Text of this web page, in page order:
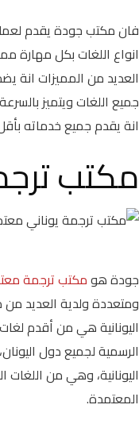
فان مكتب جودة يقدم
انواع اللغات بكل مهارة
العديد من المميزات انة
جميع اللغات ويتميز
انة يقدم جميع خدماته
مكتب
جودة هومكتب ترجمة
ومتعددة ولدية العديد
اليونانية، وهي من اللغات
المعتمدة.